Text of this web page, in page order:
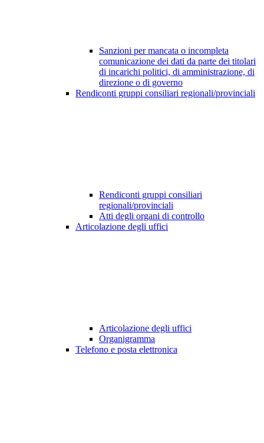
Sanzioni per mancata o incompleta
comunicazione dei dati da parte dei titolari
di incarichi politici, di amministrazione, di
direzione o di governo
Rendiconti gruppi consiliari regionali/provinciali
Rendiconti gruppi consiliari
regionali/provinciali
Atti degli organi di controllo
Articolazione degli uffici
Articolazione degli uffici
Organigramma
Telefono e posta elettronica